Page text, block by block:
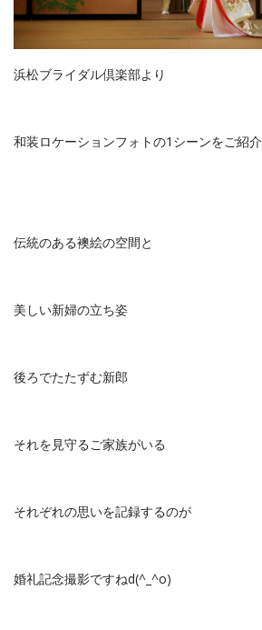
浜松ブライダル倶楽部より
和装ロケーションフォトの1シーンをご紹介
伝統のある襖絵の空間と
美しい新婦の立ち姿
後ろでたたずむ新郎
それを見守るご家族がいる
それぞれの思いを記録するのが
婚礼記念撮影ですねd(^_^o)